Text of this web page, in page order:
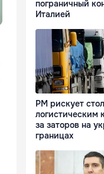
пограничный
Италией
РМ рискует
логистическим
за заторов на
границах